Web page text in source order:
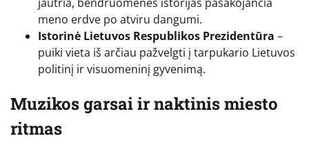
meno erdve po atviru dangumi.
Istorinė Lietuvos Respublikos Prezidentūra –
puiki vieta iš arčiau pažvelgti į tarpukario Lietuvos
politinį ir visuomeninį gyvenimą.
Muzikos garsai ir naktinis miesto
ritmas